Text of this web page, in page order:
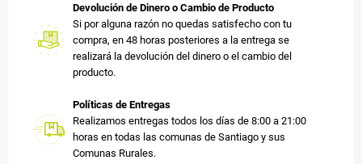
Devolución de Dinero o Cambio de Producto
Si por alguna razón no quedas satisfecho con tu
compra, en 48 horas posteriores a la entrega se
realizará la devolución del dinero o el cambio del
producto.
Políticas de Entregas
Realizamos entregas todos los días de 8:00 a 21:00
horas en todas las comunas de Santiago y sus
Comunas Rurales.